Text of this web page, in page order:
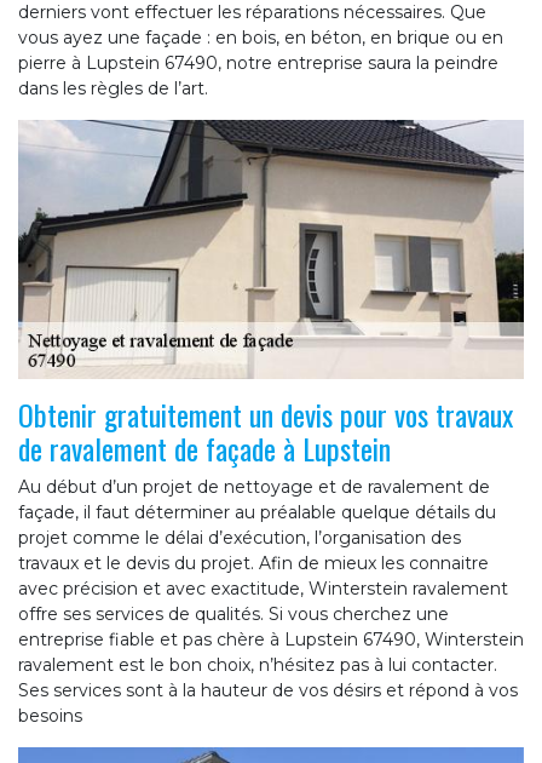
derniers vont effectuer les réparations nécessaires. Que
vous ayez une façade : en bois, en béton, en brique ou en
pierre à Lupstein 67490, notre entreprise saura la peindre
dans les règles de l’art.
Obtenir gratuitement un devis pour vos travaux
de ravalement de façade à Lupstein
Au début d’un projet de nettoyage et de ravalement de
façade, il faut déterminer au préalable quelque détails du
projet comme le délai d’exécution, l’organisation des
travaux et le devis du projet. Afin de mieux les connaitre
avec précision et avec exactitude, Winterstein ravalement
offre ses services de qualités. Si vous cherchez une
entreprise fiable et pas chère à Lupstein 67490, Winterstein
ravalement est le bon choix, n’hésitez pas à lui contacter.
Ses services sont à la hauteur de vos désirs et répond à vos
besoins